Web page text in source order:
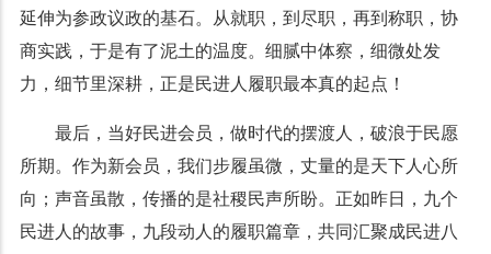
延伸为参政议政的基石。从就职，到尽职，再到称职，协
商实践，于是有了泥土的温度。细腻中体察，细微处发
力，细节里深耕，正是民进人履职最本真的起点！
最后，当好民进会员，做时代的摆渡人，破浪于民愿
所期。作为新会员，我们步履虽微，丈量的是天下人心所
向；声音虽散，传播的是社稷民声所盼。正如昨日，九个
民进人的故事，九段动人的履职篇章，共同汇聚成民进八